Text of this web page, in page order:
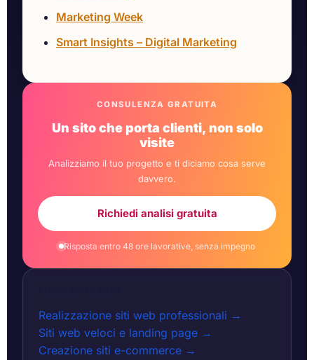
CONSULENZA GRATUITA
Un sito che porta clienti, non solo
visite
Analizziamo il tuo progetto e ti diciamo cosa serve
davvero.
Richiedi analisi gratuita
Risposta entro 48 ore lavorative, senza impegno
Realizzazione siti web professionali →
Siti web veloci e landing page →
Creazione siti e-commerce →
Marketing Week
Smart Insights – Digital Marketing